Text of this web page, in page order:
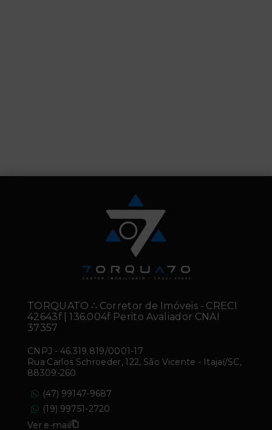
TORQUATO ∴ Corretor de Imóveis - CRECI
42643f | 136.004f Perito Avaliador CNAI
37357
CNPJ - 46.319.819/0001-17
Rua Carlos Schroeder, 122, São Vicente - Itajaí/SC,
88309-260
(47) 99147-9687
(19) 99751-2720
Ver e-mail